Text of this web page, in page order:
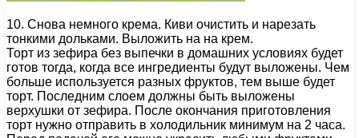
10. Снова немного крема. Киви очистить и нарезать
тонкими дольками. Выложить на на крем.
Торт из зефира без выпечки в домашних условиях будет
готов тогда, когда все ингредиенты будут выложены. Чем
больше используется разных фруктов, тем выше будет
торт. Последним слоем должны быть выложены
верхушки от зефира. После окончания приготовления
торт нужно отправить в холодильник минимум на 2 часа.